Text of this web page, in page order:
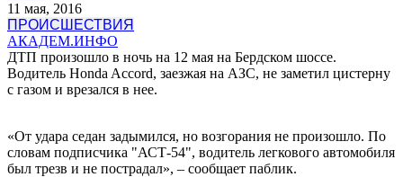
11 мая, 2016
ПРОИСШЕСТВИЯ
АКАДЕМ.ИНФО
ДТП произошло в ночь на 12 мая на Бердском шоссе.
Водитель Honda Accord, заезжая на АЗС, не заметил цистерну
с газом и врезался в нее.
«От удара седан задымился, но возгорания не произошло. По
словам подписчика "АСТ-54", водитель легкового автомобиля
был трезв и не пострадал», – сообщает паблик.